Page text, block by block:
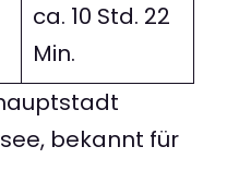
ca. 10 Std. 22
Min.
bekannt für